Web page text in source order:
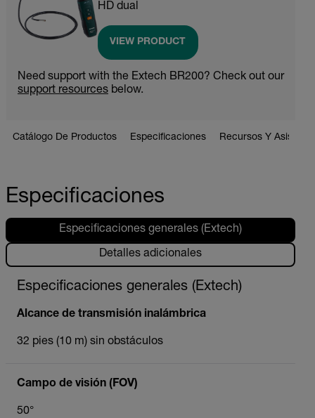
HD dual
VIEW PRODUCT
Need support with the Extech BR200? Check out our
support resources below.
Catálogo De Productos Especificaciones Recursos Y
Especificaciones
Especificaciones generales (Extech)
Detalles adicionales
Especificaciones generales (Extech)
Alcance de transmisión inalámbrica
32 pies (10 m) sin obstáculos
Campo de visión (FOV)
50°